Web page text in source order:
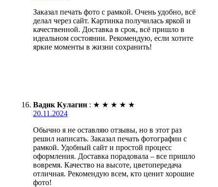
Заказал печать фото с рамкой. Очень удобно, всё
делал через сайт. Картинка получилась яркой и
качественной. Доставка в срок, всё пришло в
идеальном состоянии. Рекомендую, если хотите
яркие моменты в жизни сохранить!
Вадик Кулагин : ★ ★ ★ ★ ★
20.11.2024
Обычно я не оставляю отзывы, но в этот раз
решил написать. Заказал печать фотографии с
рамкой. Удобный сайт и простой процесс
оформления. Доставка порадовала – все пришло
вовремя. Качество на высоте, цветопередача
отличная. Рекомендую всем, кто ценит хорошие
фото!